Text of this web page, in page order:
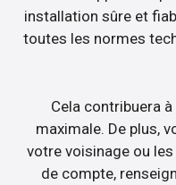
installation sûre et
toutes les normes
Cela contribuera
maximale. De plus,
votre voisinage ou
de compte,